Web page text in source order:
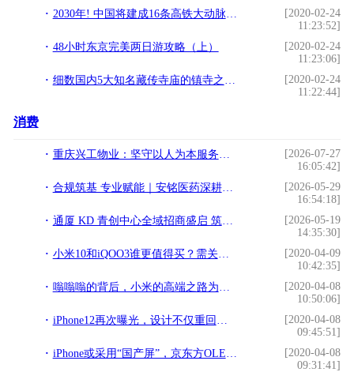
2030年! 中国将建成16条高铁大动脉, 将覆盖全国! 旅行更便捷了
[2020-02-24
11:23:52]
48小时东京完美两日游攻略（上）
[2020-02-24
11:23:06]
细数国内5大知名藏传寺庙的镇寺之宝，昌珠寺的珍珠唐卡全国闻名
[2020-02-24
11:22:44]
消费
重庆兴工物业：坚守以人为本服务初心 打造川渝多业态一体化综合后勤服务商
[2026-07-27
16:05:42]
合规筑基 专业赋能｜安铭医药深耕长三角 打造医疗流通服务标杆
[2026-05-29
16:54:18]
通厦 KD 青创中心全域招商盛启 筑就北京东部文创科创青年创业新高地
[2026-05-19
14:35:30]
小米10和iQOO3谁更值得买？需关注这四点，网友：答案一目了然
[2020-04-09
10:42:35]
嗡嗡嗡的背后，小米的高端之路为何如此艰难
[2020-04-08
10:50:06]
iPhone12再次曝光，设计不仅重回经典，还拥有强悍黑科技
[2020-04-08
09:45:51]
iPhone或采用“国产屏”，京东方OLED获苹果认可，最快明年发布
[2020-04-08
09:31:41]